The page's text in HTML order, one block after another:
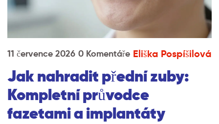
11 července 2026 0 Komentáře Eliška Pospíšilová
Jak nahradit přední zuby:
Kompletní průvodce
fazetami a implantáty